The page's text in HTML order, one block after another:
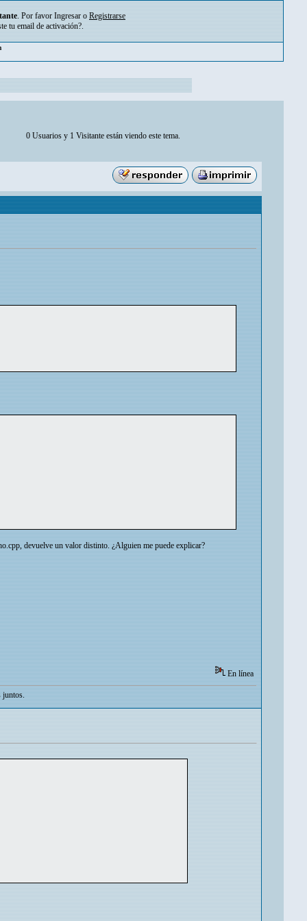
. Por favor Ingresar o Registrarse
tu email de activación?.
0 Usuarios y 1 Visitante están viendo este tema.
devuelve un valor distinto. ¿Alguien me puede explicar?
En línea
juntos.